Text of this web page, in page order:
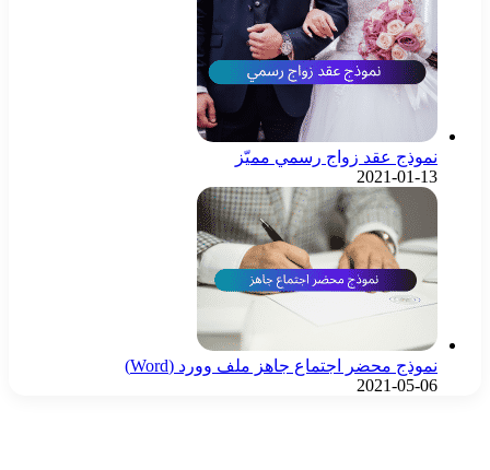
نموذج عقد زواج رسمي مميّز
2021-01-13
نموذج محضر اجتماع جاهز ملف وورد (Word)
2021-05-06